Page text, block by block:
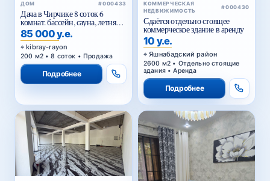
ДОМ #000433
Дача в Чирчике 8 соток 6
комнат. бассейн, сауна, летняя
кухня
85 000 у.е.
kibray-rayon
200 м2 • 8 соток • Продажа
Подробнее
КОММЕРЧЕСКАЯ
НЕДВИЖИМОСТЬ
#000430
Сдаётся отдельно стоящее
коммерческое здание в аренду
10 у.е.
Яшнабадский район
2600 м2 • Отдельно стоящие
здания • Аренда
Подробнее